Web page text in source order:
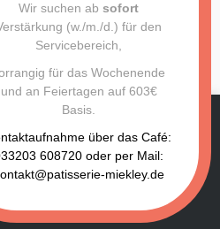
Cookies für unsere
finden Sie hier:
datenschutz/
Wir suchen ab sofort
(w./m./d.) für den
Servicebereich,
für das Wochenende
und an Feiertagen auf 603€
Basis.
über das Café:
608720 oder per Mail:
miekley.de